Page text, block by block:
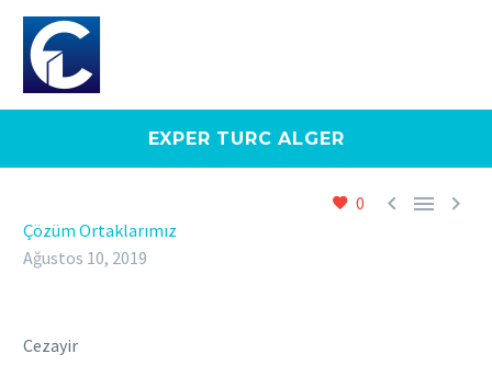
EXPER TURC ALGER
0   
Çözüm Ortaklarımız
Ağustos 10, 2019
Cezayir